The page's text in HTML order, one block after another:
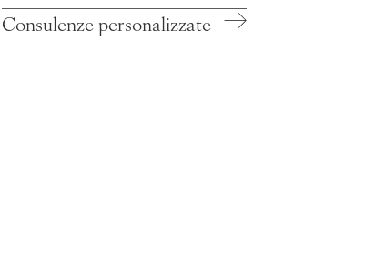
Consulenze personalizzate